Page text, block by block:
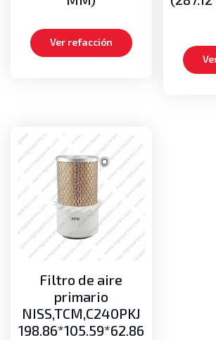
Ver refacción
Filtro de aire
primario
NISS,TCM,C240PKJ
198.86*105.59*62.86